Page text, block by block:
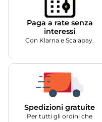
Paga a rate senza
interessi
Con Klarna e Scalapay.
Spedizioni gratuite
Per tutti gli ordini che